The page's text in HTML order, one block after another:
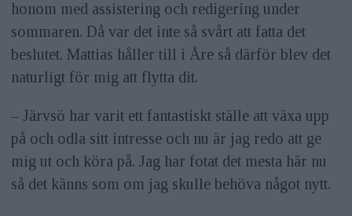
honom med assistering och redigering under
sommaren. Då var det inte så svårt att fatta det
beslutet. Mattias håller till i Åre så därför blev det
naturligt för mig att flytta dit.
– Järvsö har varit ett fantastiskt ställe att växa upp
på och odla sitt intresse och nu är jag redo att ge
mig ut och köra på. Jag har fotat det mesta här nu
så det känns som om jag skulle behöva något nytt.